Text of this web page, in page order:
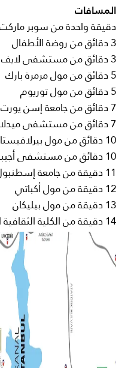
المسافات
دقيقة واحدة من سوبر
3 دقائق من روضة الأطفال
3 دقائق من مستشفى لايف إستينيا
5 دقائق من مول مرمرة بارك
5 دقائق من مول توريوم
7 دقائق من جامعة إسن يورت
7 دقائق من مستشفى ميدلايف
10 دقائق من مول بيرلافيستا
10 دقائق من مستشفى أجيباديم
11 دقيقة من جامعة إسطنبول أفجيلار
12 دقيقة من مول أكباتي
13 دقيقة من مول بيليكان
14 دقيقة من الكلية الثقافية الأمريكية